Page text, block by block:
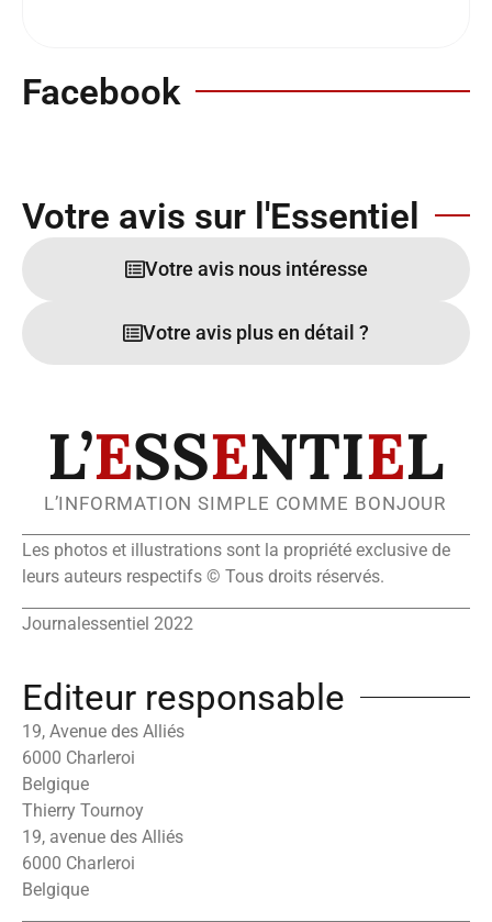
Facebook
Votre avis sur l'Essentiel
Votre avis nous intéresse
Votre avis plus en détail ?
L’ESSENTIEL
L’INFORMATION SIMPLE COMME BONJOUR
Les photos et illustrations sont la propriété exclusive de
leurs auteurs respectifs © Tous droits réservés.
Journalessentiel 2022
Editeur responsable
19, Avenue des Alliés
6000 Charleroi
Belgique
Thierry Tournoy
19, avenue des Alliés
6000 Charleroi
Belgique